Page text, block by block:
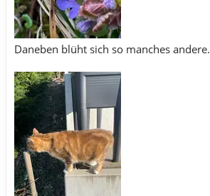
Daneben blüht sich so manches andere.